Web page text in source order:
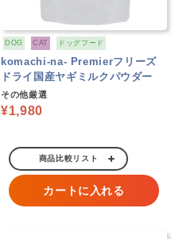
DOG CAT ドッグフード
komachi-na- Premierフリーズ
ドライ国産ヤギミルクパウダー
その他厳選
¥1,980
商品比較リスト
カートに入れる